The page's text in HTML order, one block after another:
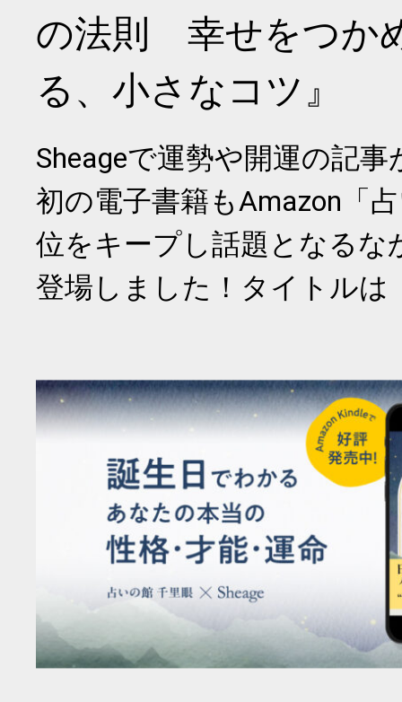
の法則 幸せをつか
る、小さなコツ』
Sheageで運勢や開運の記
初の電子書籍もAmazon「
位をキープし話題となるな
登場しました！タイトルは